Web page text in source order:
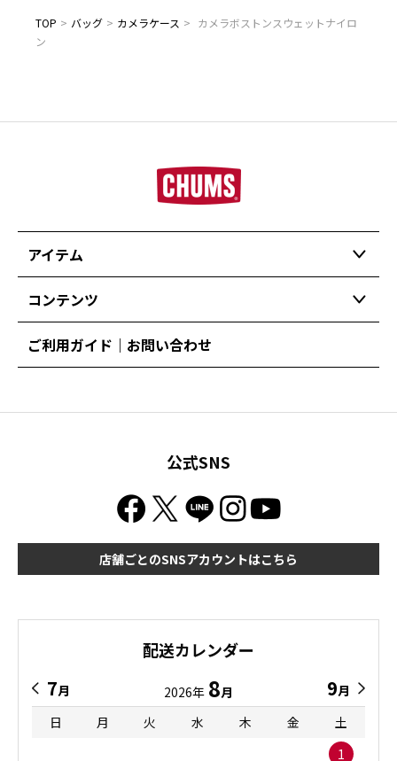
TOP > バッグ > カメラケース > カメラボストンスウェットナイロ
ン
アイテム
コンテンツ
ご利用ガイド｜お問い合わせ
公式SNS
店舗ごとのSNSアカウントはこちら
配送カレンダー
7月 2026年 8月 9月
日
月 火 水 木 金
土
1